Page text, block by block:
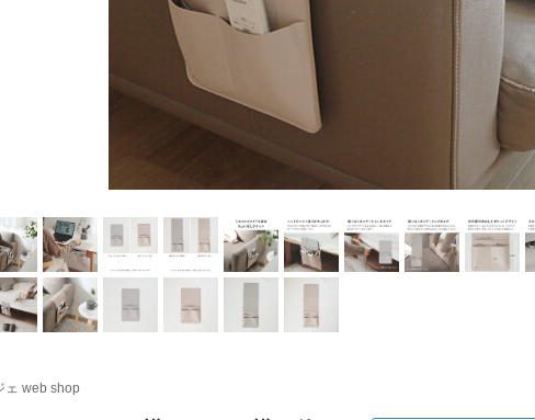
ェ web shop